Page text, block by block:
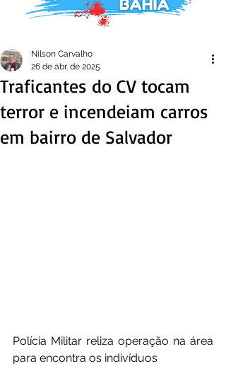
Traficantes do CV tocam
terror e incendeiam carros
em bairro de Salvador
Nilson Carvalho
26 de abr. de 2025
Polícia Militar reliza operação na área
para encontra os indivíduos